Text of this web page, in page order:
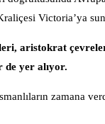
Victoria’ya
aristokrat
de yer alıyor.
zamana